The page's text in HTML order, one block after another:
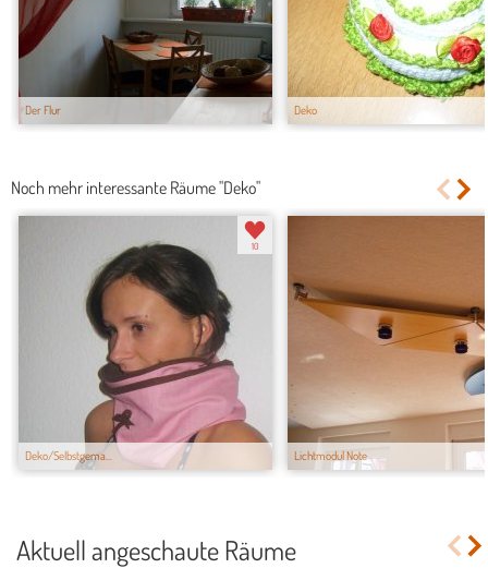
Der Flur Deko
Noch mehr interessante Räume "Deko"
Deko/Selbstgema...
10
Lichtmodul Note
Aktuell angeschaute Räume